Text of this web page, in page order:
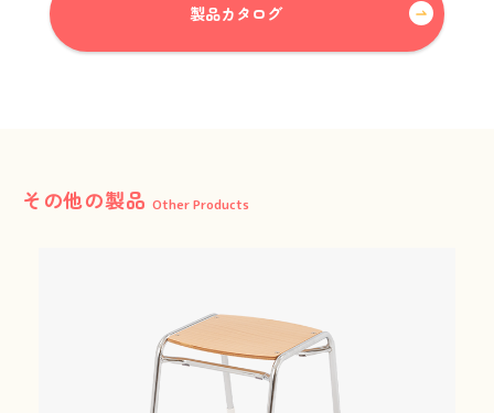
Peace of mind and safety, until now and more.
三木工業の思いと
選ばれる理由
製品カタログ
その他の製品 Other Products